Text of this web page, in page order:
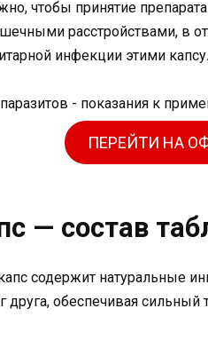
чтобы принятие
расстройствами, в
инфекции этими
ПЕРЕЙТИ НА
— состав
содержит натуральные
друга, обеспечивая сильный